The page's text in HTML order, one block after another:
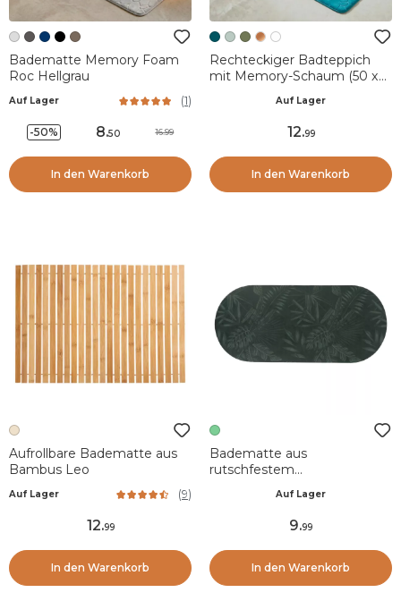
Badematte Memory Foam
Roc Hellgrau
Auf Lager (1)
-50% 8.50 16.99
In den Warenkorb
Rechteckiger Badteppich
mit Memory-Schaum (50 x
Auf Lager
12.99
In den Warenkorb
Aufrollbare Badematte aus
Bambus Leo
Auf Lager (9)
12.99
In den Warenkorb
Badematte aus
rutschfestem
cm) Essential Nature Grün
Auf Lager
9.99
In den Warenkorb